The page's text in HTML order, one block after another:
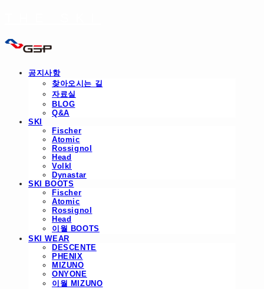
공지사항
찾아오시는 길
자료실
BLOG
Q&A
SKI
Fischer
Atomic
Rossignol
Head
Volkl
Dynastar
SKI BOOTS
Fischer
Atomic
Rossignol
Head
이월 BOOTS
SKI WEAR
DESCENTE
PHENIX
MIZUNO
ONYONE
이월 MIZUNO